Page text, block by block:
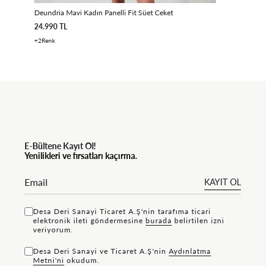
Deundria Mavi Kadın Panelli Fit Süet Ceket
24.990 TL
2
E-Bültene Kayıt Ol!
Yenilikleri ve fırsatları kaçırma.
KAYIT OL
Desa Deri Sanayi Ticaret A.Ş'nin tarafıma ticari
elektronik ileti göndermesine bu rada belirtilen izni
veriyorum.
Desa Deri Sanayi ve Ticaret A.Ş'nin Aydınlatma
Metni'ni okudum.